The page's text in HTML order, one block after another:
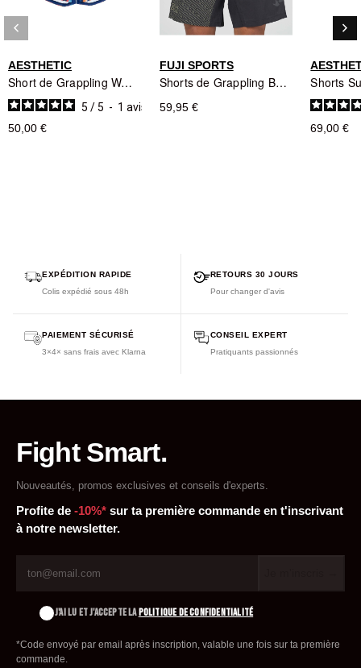
AESTHETIC
Short de Grappling Waves - Aesthetic
5 /5 - 1 avis
50,00 €
FUJI SPORTS
Shorts de Grappling Bushido Flex Lite
59,95 €
69,00 €
Précédent
keyboard_arrow_left keyboard_arrow_right
EXPÉDITION RAPIDE
Colis expédié sous 48h
RETOURS 30 JOURS
Pour changer d'avis
PAIEMENT SÉCURISÉ
3×4× sans frais avec Klarna
CONSEIL EXPERT
Pratiquants passionnés
Fight Smart.
Nouveautés, promos exclusives et conseils d'experts.
Profite de -10%* sur ta première commande en t'inscrivant
à notre newsletter.
J'AI LU ET J'ACCEPTE LAPOLITIQUE DE CONFIDENTIALITÉ
*Code envoyé par email après inscription, valable une fois sur ta première
commande.